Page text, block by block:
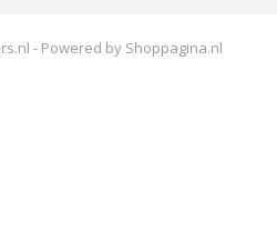
- Powered by Shoppagina.nl